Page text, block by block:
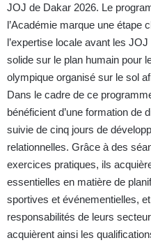
JOJ de Dakar 2026. Le
l’Académie marque une étape
l’expertise locale avant les
solide sur le plan humain pour
olympique organisé sur le sol
Dans le cadre de ce
bénéficient d’une formation de
suivie de cinq jours de
relationnelles. Grâce à des
exercices pratiques, ils
essentielles en matière de
sportives et événementielles,
responsabilités de leurs
acquièrent ainsi les